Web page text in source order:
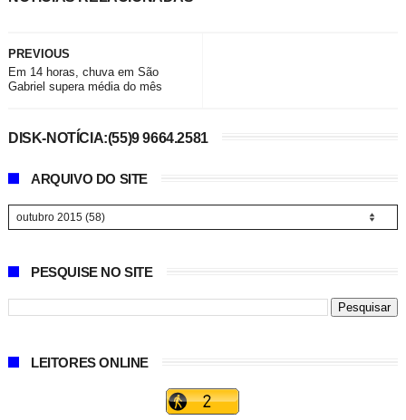
PREVIOUS
Em 14 horas, chuva em São
Gabriel supera média do mês
DISK-NOTÍCIA:(55)9 9664.2581
ARQUIVO DO SITE
PESQUISE NO SITE
LEITORES ONLINE